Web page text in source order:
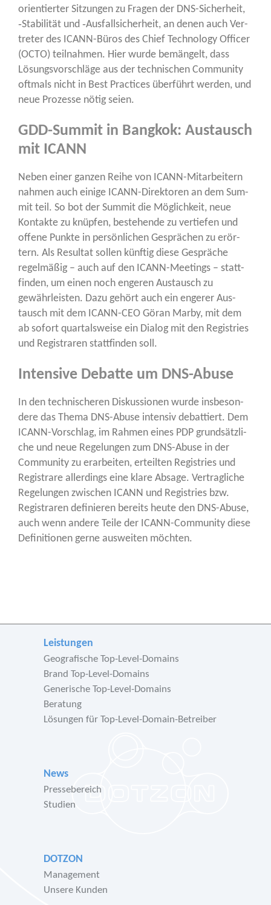
ori­en­tier­ter Sit­zun­gen zu Fra­gen der DNS-Sicher­heit,
‑Sta­bi­li­tät und ‑Aus­fall­si­cher­heit, an denen auch Ver­
tre­ter des ICANN-Büros des Chief Tech­no­lo­gy Offi­cer
(OCTO) teil­nah­men. Hier wur­de bemän­gelt, dass
Lösungs­vor­schlä­ge aus der tech­ni­schen Com­mu­ni­ty
oft­mals nicht in Best Prac­ti­ces über­führt wer­den, und
neue Pro­zes­se nötig seien.
GDD-Summit in Bangkok: Austausch
mit ICANN
Neben einer gan­zen Rei­he von ICANN-Mit­ar­bei­tern
nah­men auch eini­ge ICANN-Direk­to­ren an dem Sum­
mit teil. So bot der Sum­mit die Mög­lich­keit, neue
Kon­tak­te zu knüp­fen, bestehen­de zu ver­tie­fen und
offe­ne Punk­te in per­sön­li­chen Gesprä­chen zu erör­
tern. Als Resul­tat sol­len künf­tig die­se Gesprä­che
regel­mä­ßig – auch auf den ICANN-Mee­tings – statt­
fin­den, um einen noch enge­ren Aus­tausch zu
gewähr­leis­ten. Dazu gehört auch ein enge­rer Aus­
tausch mit dem ICANN-CEO Gör­an Mar­by, mit dem
ab sofort quar­tals­wei­se ein Dia­log mit den Regis­tries
und Regis­tra­ren statt­fin­den soll.
Intensive Debatte um DNS-Abuse
In den tech­ni­sche­ren Dis­kus­sio­nen wur­de ins­be­son­
de­re das The­ma DNS-Abu­se inten­siv debat­tiert. Dem
ICANN-Vor­schlag, im Rah­men eines PDP grund­sätz­li­
che und neue Rege­lun­gen zum DNS-Abu­se in der
Com­mu­ni­ty zu erar­bei­ten, erteil­ten Regis­tries und
Regis­tra­re aller­dings eine kla­re Absa­ge. Ver­trag­li­che
Rege­lun­gen zwi­schen ICANN und Regis­tries bzw.
Regis­tra­ren defi­nie­ren bereits heu­te den DNS-Abu­se,
auch wenn ande­re Tei­le der ICANN-Com­mu­ni­ty die­se
Defi­ni­tio­nen ger­ne aus­wei­ten möchten.
Leistungen
Geografische Top-Level-Domains
Brand Top-Level-Domains
Generische Top-Level-Domains
Beratung
Lösungen für Top-Level-Domain-Betreiber
News
Pressebereich
Studien
DOTZON
Management
Unsere Kunden